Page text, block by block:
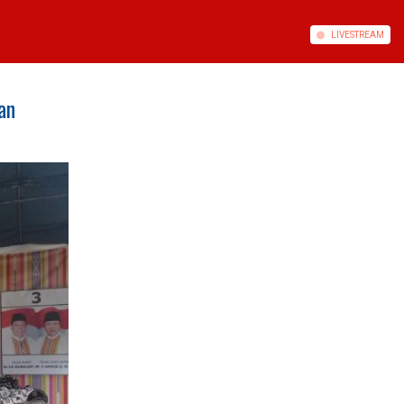
LIVESTREAM